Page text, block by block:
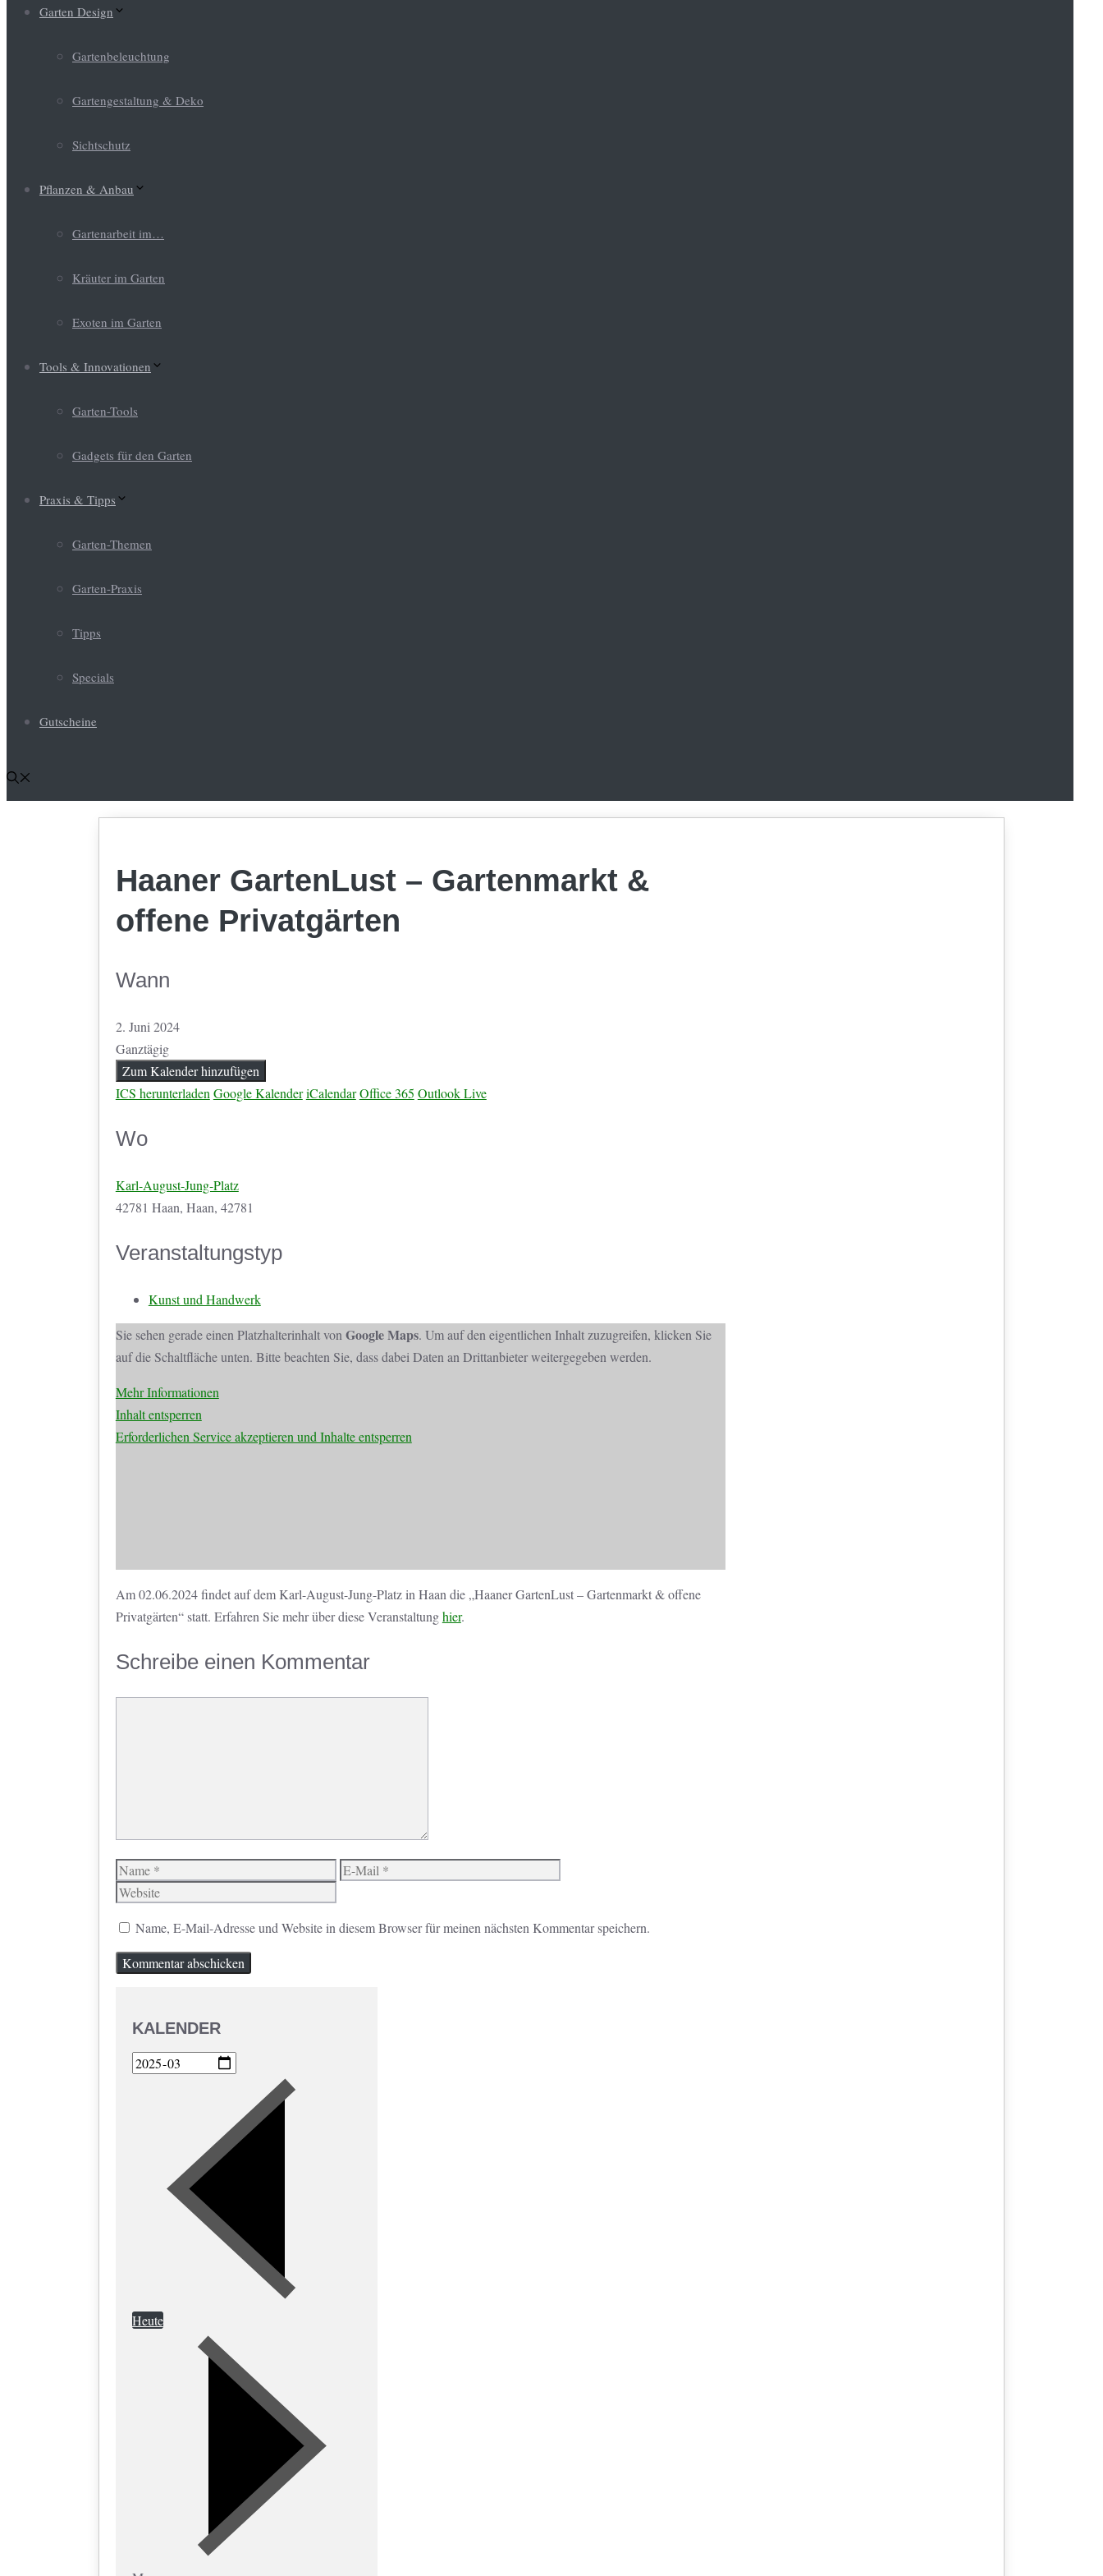
Garten Design
Gartenbeleuchtung
Gartengestaltung & Deko
Sichtschutz
Pflanzen & Anbau
Gartenarbeit im…
Kräuter im Garten
Exoten im Garten
Tools & Innovationen
Garten-Tools
Gadgets für den Garten
Praxis & Tipps
Garten-Themen
Garten-Praxis
Tipps
Specials
Gutscheine
Haaner GartenLust – Gartenmarkt &
offene Privatgärten
Wann
2. Juni 2024
Ganztägig
Zum Kalender hinzufügen
ICS herunterladen Google Kalender iCalendar Office 365 Outlook Live
Wo
Karl-August-Jung-Platz
42781 Haan, Haan, 42781
Veranstaltungstyp
Kunst und Handwerk
Sie sehen gerade einen Platzhalterinhalt von Google Maps. Um auf den eigentlichen Inhalt zuzugreifen, klicken Sie
auf die Schaltfläche unten. Bitte beachten Sie, dass dabei Daten an Drittanbieter weitergegeben werden.
Mehr Informationen
Inhalt entsperren
Erforderlichen Service akzeptieren und Inhalte entsperren
Am 02.06.2024 findet auf dem Karl-August-Jung-Platz in Haan die „Haaner GartenLust – Gartenmarkt & offene
Privatgärten“ statt. Erfahren Sie mehr über diese Veranstaltunghier.
Schreibe einen Kommentar
Name
E-
Name, E-Mail-Adresse und Website in diesem Browser für meinen nächsten Kommentar speichern.
KALENDER
Heute